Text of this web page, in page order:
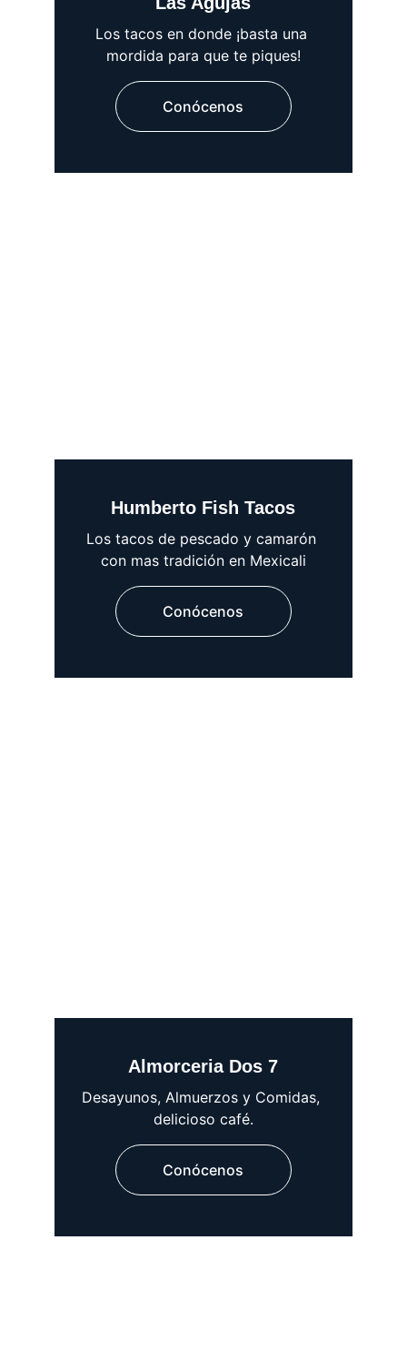
Los tacos en donde ¡basta una
mordida para que te piques!
Humberto Fish Tacos
Los tacos de pescado y camarón
con mas tradición en Mexicali
Conócenos
Conócenos
Almorceria Dos 7
Conócenos
Desayunos, Almuerzos y Comidas,
delicioso café.